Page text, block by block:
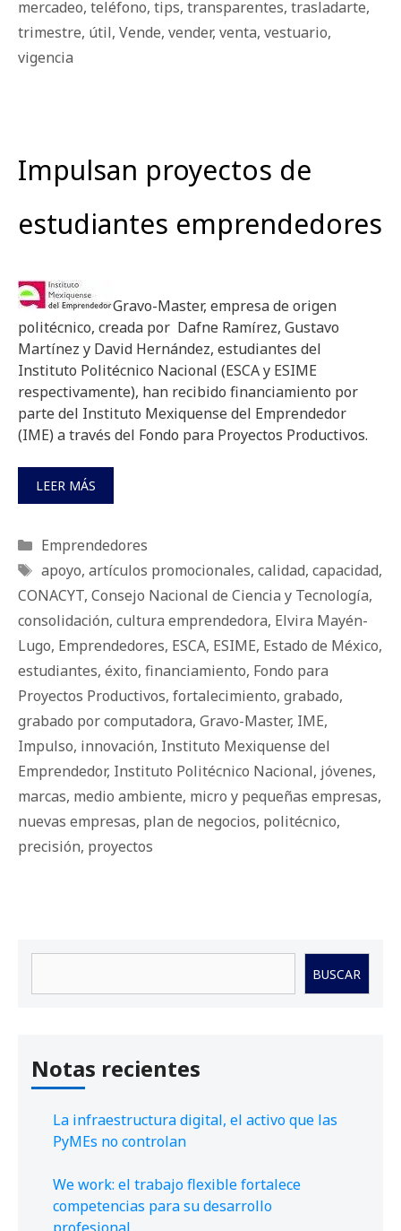
mercadeo, teléfono, tips, transparentes, trasladarte,
trimestre, útil, Vende, vender, venta, vestuario,
vigencia
Impulsan proyectos de
estudiantes emprendedores
Gravo-Master, empresa de origen
politécnico, creada por Dafne Ramírez, Gustavo
Martínez y David Hernández, estudiantes del
Instituto Politécnico Nacional (ESCA y ESIME
respectivamente), han recibido financiamiento por
parte del Instituto Mexiquense del Emprendedor
(IME) a través del Fondo para Proyectos Productivos.
LEER MÁS
Categorías
Emprendedores
Etiquetas
apoyo, artículos promocionales, calidad, capacidad,
CONACYT, Consejo Nacional de Ciencia y Tecnología,
consolidación, cultura emprendedora, Elvira Mayén-
Lugo, Emprendedores, ESCA, ESIME, Estado de México,
estudiantes, éxito, financiamiento, Fondo para
Proyectos Productivos, fortalecimiento, grabado,
grabado por computadora, Gravo-Master, IME,
Impulso, innovación, Instituto Mexiquense del
Emprendedor, Instituto Politécnico Nacional, jóvenes,
marcas, medio ambiente, micro y pequeñas empresas,
nuevas empresas, plan de negocios, politécnico,
precisión, proyectos
BUSCAR
Notas recientes
La infraestructura digital, el activo que las
PyMEs no controlan
We work: el trabajo flexible fortalece
competencias para su desarrollo